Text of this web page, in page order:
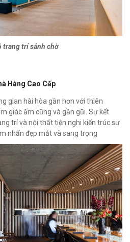
trang trí sảnh chờ
Hàng Cao Cấp
gian hài hòa gần hơn với thiên
giác ấm cũng và gần gũi. Sự kết
trí và nội thất tiện nghi kiến trúc sư
nhấn đẹp mắt và sang trọng